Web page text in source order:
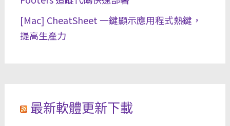
[Mac] CheatSheet 一鍵顯示應用程式熱鍵，
提高生產力
最新軟體更新下載